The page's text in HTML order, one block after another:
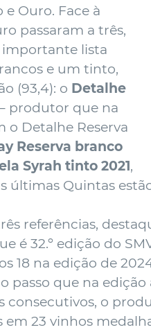
Ouro. Face à
passaram a três,
lista
e um tinto,
(93,4): o Detalhe
produtor que na
o Detalhe Reserva
Reserva branco
Syrah tinto 2021,
últimas Quintas
referências,
é 32.º edição do
18 na edição de
passo que na
consecutivos, o
em 23 vinhos